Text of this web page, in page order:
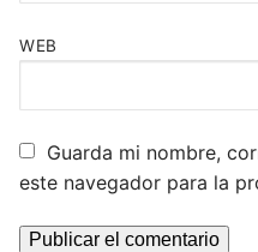
WEB
Guarda mi nombre,
este navegador para la